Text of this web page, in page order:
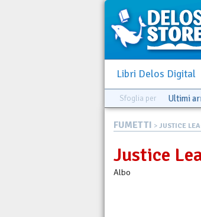
Libri Delos Digital
Sfoglia per Ultimi
FUMETTI > JUSTICE
Justice
Albo